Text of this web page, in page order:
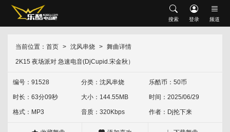
搜索 登录 频道
搜索
外文舞曲 沈风外文 外网资源 经典怀旧 HOUSE Electro
会员中心 修改资料
升级VIP 我喜欢的
当前位置： 首页 沈风串烧 舞曲详情
2K15 夜场派对 急速电音(DjCupid.宋金秋）
编号：91528 分类： 沈风串烧 乐酷币：50币
时长：63分09秒 大小：144.55MB 时间：2025/06/29
格式：MP3 音质：320Kbps 作者： Dj抡下来